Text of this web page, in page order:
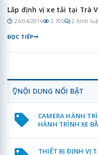
Lắp định vị xe tải tại Trà
26/04/2016 2.705 2 bình
ĐỌC TIẾP
NỘI DUNG NỔI BẬT
CAMERA HÀNH
HÀNH TRÌNH XE
THIẾT BỊ ĐỊNH VỊ